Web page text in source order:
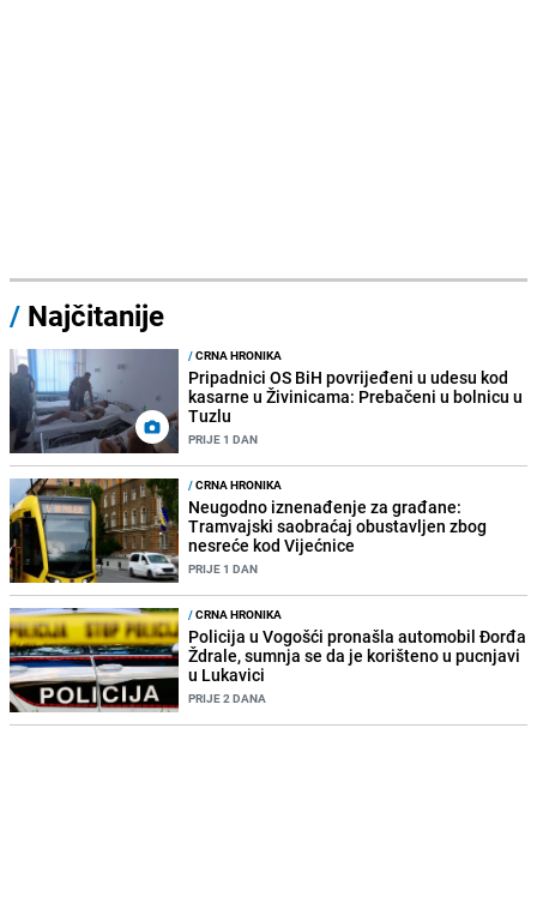
/ Najčitanije
/CRNA HRONIKA
Pripadnici OS BiH povrijeđeni u udesu kod
kasarne u Živinicama: Prebačeni u bolnicu u
Tuzlu
PRIJE 1 DAN
/CRNA HRONIKA
Neugodno iznenađenje za građane:
Tramvajski saobraćaj obustavljen zbog
nesreće kod Vijećnice
PRIJE 1 DAN
/CRNA HRONIKA
Policija u Vogošći pronašla automobil Đorđa
Ždrale, sumnja se da je korišteno u pucnjavi
u Lukavici
PRIJE 2 DANA